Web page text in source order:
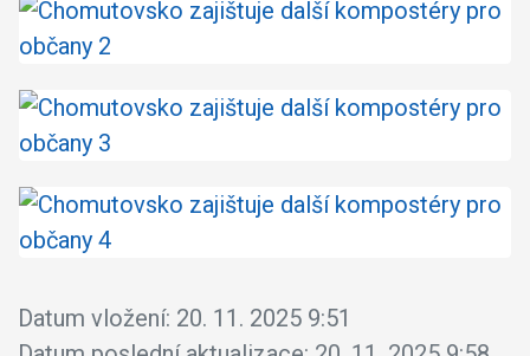
Datum vložení: 20. 11. 2025 9:51